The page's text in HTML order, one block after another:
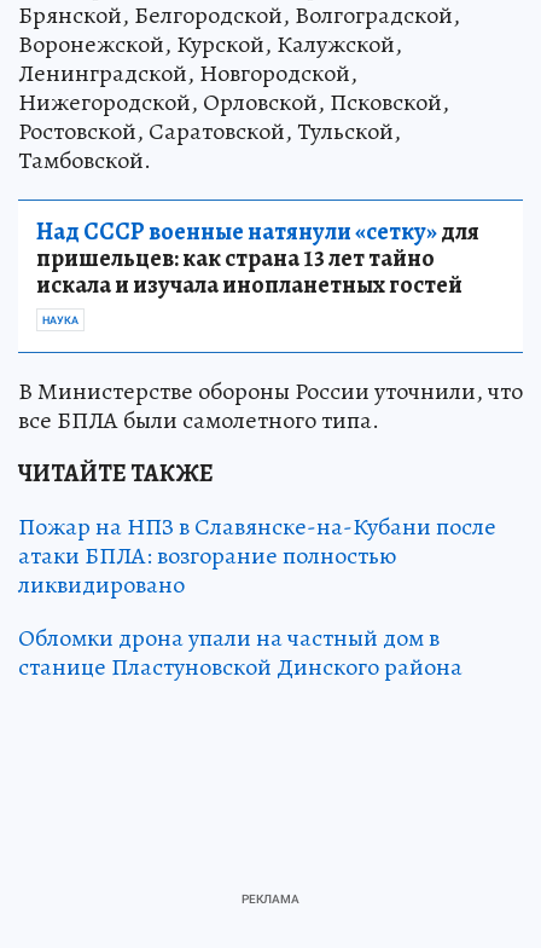
Брянской, Белгородской, Волгоградской,
Воронежской, Курской, Калужской,
Ленинградской, Новгородской,
Нижегородской, Орловской, Псковской,
Ростовской, Саратовской, Тульской,
Тамбовской.
Над СССР военные натянули «сетку»для
пришельцев: как страна 13 лет тайно
искала и изучала инопланетных гостей
НАУКА
В Министерстве обороны России уточнили, что
все БПЛА были самолетного типа.
ЧИТАЙТЕ ТАКЖЕ
Пожар на НПЗ в Славянске-на-Кубани после
атаки БПЛА: возгорание полностью
ликвидировано
Обломки дрона упали на частный дом в
станице Пластуновской Динского района